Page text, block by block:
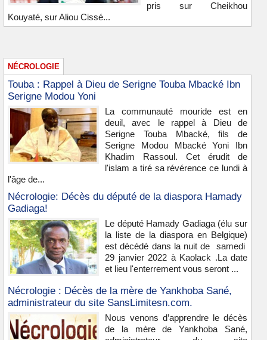
pris sur Cheikhou
Kouyaté, sur Aliou Cissé...
NÉCROLOGIE
Touba : Rappel à Dieu de Serigne Touba Mbacké Ibn
Serigne Modou Yoni
La communauté mouride est en
deuil, avec le rappel à Dieu de
Serigne Touba Mbacké, fils de
Serigne Modou Mbacké Yoni Ibn
Khadim Rassoul. Cet érudit de
l'islam a tiré sa révérence ce lundi à
l'âge de...
Nécrologie: Décès du député de la diaspora Hamady
Gadiaga!
Le député Hamady Gadiaga (élu sur
la liste de la diaspora en Belgique)
est décédé dans la nuit de samedi
29 janvier 2022 à Kaolack .La date
et lieu l'enterrement vous seront ...
Nécrologie : Décès de la mère de Yankhoba Sané,
administrateur du site SansLimitesn.com.
Nous venons d’apprendre le décès
de la mère de Yankhoba Sané,